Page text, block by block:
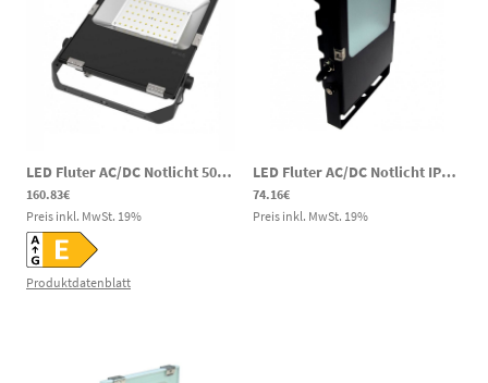
LED Fluter AC/DC Notlicht 50W 5500lm 5000K 80-269V DC 100-277V AC speziell für Wasserwerke und Zisternen
160.83€
Preis inkl. MwSt. 19%
Produktdatenblatt
LED Fluter AC/DC Notlicht IP65 50W Grün 520-540nm 100-240V AC/ 120-269V DC Lagerung Kartoffeln
74.16€
Preis inkl. MwSt. 19%